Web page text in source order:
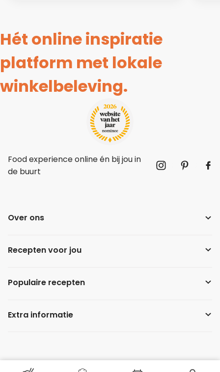
Hét online inspiratie
platform met lokale
winkelbeleving.
Food experience online én bij jou in
de buurt
Over ons
Recepten voor jou
Populaire recepten
Extra informatie